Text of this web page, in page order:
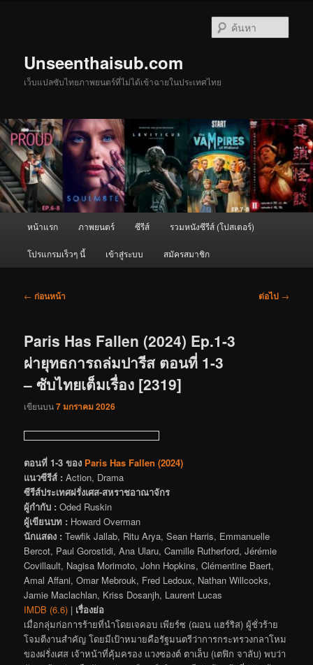
Unseenthaisub.com
เว็บแปลซับไทยภาพยนตร์ที่ไม่ได้เข้าฉายในประเทศไทย
หน้าแรก ภาพยนตร์ ซีรีส์ รวมหนังซีรีส์ (โปสเตอร์)
โปรแกรมเร็วๆ นี้ เข้าสู่ระบบ สมัครสมาชิก
เมนู
← ก่อนหน้า ต่อไป →
Paris Has Fallen (2024) Ep.1-3
ผ่ายุทธการถล่มปารีส ตอนที่ 1-3
– ซับไทยเต็มเรื่อง [2319]
เขียนบน7 มกราคม 2026
ตอนที่ 1-3 ของ Paris Has Fallen (2024)
แนวซีรีส์ : Action, Drama
ซีรีส์ประเทศฝรั่งเศส-สหราชอาณาจักร
ผู้กำกับ : Oded Ruskin
ผู้เขียนบท : Howard Overman
นักแสดง : Tewfik Jallab, Ritu Arya, Sean Harris, Emmanuelle
Bercot, Paul Gorostidi, Ana Ularu, Camille Rutherford, Jérémie
Covillault, Nagisa Morimoto, John Hopkins, Clémentine Baert,
Amal Affani, Omar Mebrouk, Fred Ledoux, Nathan Willcocks,
Jamie Maclachlan, Kriss Dosanjh, Laurent Lucas
IMDB (6.6) | เรื่องย่อ
เมื่อกลุ่มก่อการร้ายที่นำโดยเจคอบ เพียร์ซ (ฌอน แฮร์ริส) ผู้ชั่วร้าย
โจมตีงานสำคัญ โดยมีเป้าหมายคือรัฐมนตรีว่าการกระทรวงกลาโหม
ของฝรั่งเศส เจ้าหน้าที่คุ้มครอง แวงซองต์ ตาเล็บ (เตฟิก จาลับ) พบว่า